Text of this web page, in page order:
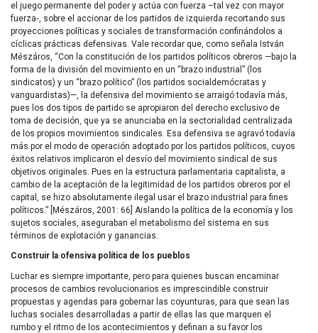
el juego permanente del poder y actúa con fuerza –tal vez con mayor
fuerza‑, sobre el accionar de los partidos de izquierda recortando sus
proyecciones políticas y sociales de transformación confinándolos a
cíclicas prácticas defensivas. Vale recordar que, como señala István
Mészáros, “Con la constitución de los partidos políticos obreros —bajo la
forma de la división del movimiento en un “brazo industrial” (los
sindicatos) y un “brazo político” (los partidos socialdemócratas y
vanguardistas)—, la defensiva del movimiento se arraigó todavía más,
pues los dos tipos de partido se apropiaron del derecho exclusivo de
toma de decisión, que ya se anunciaba en la sectorialidad centralizada
de los propios movimientos sindicales. Esa defensiva se agravó todavía
más por el modo de operación adoptado por los partidos políticos, cuyos
éxitos relativos implicaron el desvío del movimiento sindical de sus
objetivos originales. Pues en la estructura parlamentaria capitalista, a
cambio de la aceptación de la legitimidad de los partidos obreros por el
capital, se hizo absolutamente ilegal usar el brazo industrial para fines
políticos.” [Mészáros, 2001: 66] Aislando la política de la economía y los
sujetos sociales, aseguraban el metabolismo del sistema en sus
términos de explotación y ganancias.
Construir la ofensiva política de los pueblos
Luchar es siempre importante, pero para quienes buscan encaminar
procesos de cambios revolucionarios es imprescindible construir
propuestas y agendas para gobernar las coyunturas, para que sean las
luchas sociales desarrolladas a partir de ellas las que marquen el
rumbo y el ritmo de los acontecimientos y definan a su favor los